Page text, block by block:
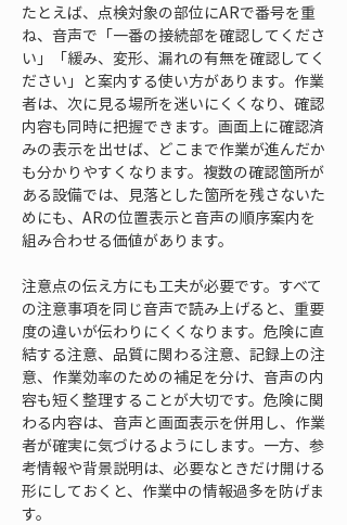
たとえば、点検対象の部位にARで番号を重
ね、音声で「一番の接続部を確認してくださ
い」「緩み、変形、漏れの有無を確認してく
ださい」と案内する使い方があります。作業
者は、次に見る場所を迷いにくくなり、確認
内容も同時に把握できます。画面上に確認済
みの表示を出せば、どこまで作業が進んだか
も分かりやすくなります。複数の確認箇所が
ある設備では、見落とした箇所を残さないた
めにも、ARの位置表示と音声の順序案内を
組み合わせる価値があります。
注意点の伝え方にも工夫が必要です。すべて
の注意事項を同じ音声で読み上げると、重要
度の違いが伝わりにくくなります。危険に直
結する注意、品質に関わる注意、記録上の注
意、作業効率のための補足を分け、音声の内
容も短く整理することが大切です。危険に関
わる内容は、音声と画面表示を併用し、作業
者が確実に気づけるようにします。一方、参
考情報や背景説明は、必要なときだけ開ける
形にしておくと、作業中の情報過多を防げま
す。